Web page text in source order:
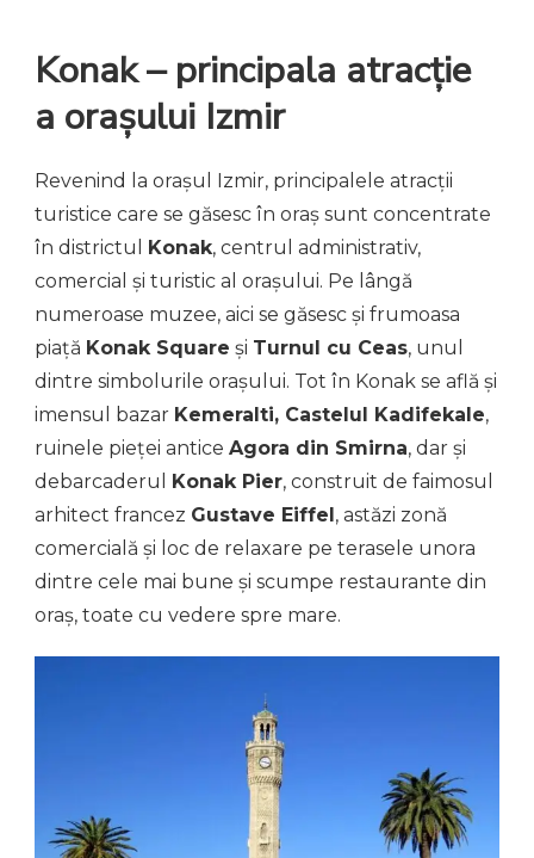
Konak – principala atracție
a orașului Izmir
Revenind la orașul Izmir, principalele atracții
turistice care se găsesc în oraș sunt concentrate
în districtul
Konak, centrul administrativ,
comercial și turistic al orașului. Pe lângă
numeroase muzee, aici se găsesc și frumoasa
piață Konak Square și Turnul cu Ceas, unul
dintre simbolurile orașului. Tot în Konak se află și
imensul bazar Kemeralti, Castelul Kadifekale,
ruinele pieței antice Agora din Smirna, dar și
debarcaderul
Konak Pier, construit de faimosul
arhitect francez Gustave Eiffel , astăzi zonă
comercială și loc de relaxare pe terasele unora
dintre cele mai bune și scumpe restaurante din
oraș, toate cu vedere spre mare.